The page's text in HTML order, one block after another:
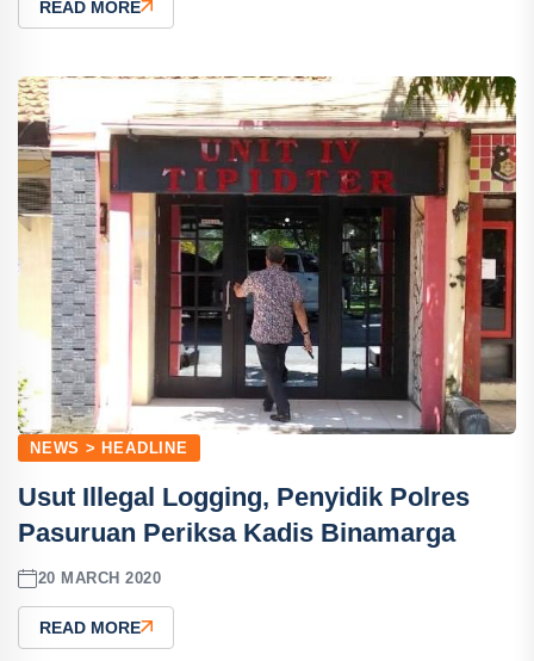
READ MORE
NEWS > HEADLINE
Usut Illegal Logging, Penyidik Polres
Pasuruan Periksa Kadis Binamarga
20 MARCH 2020
READ MORE